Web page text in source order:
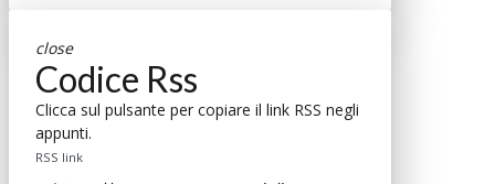
close
Codice Rss
Clicca sul pulsante per copiare il link RSS negli
appunti.
RSS link